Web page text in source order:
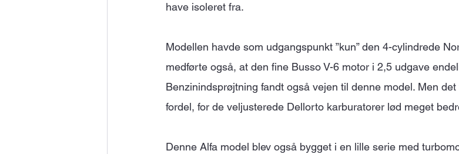
have isoleret fra.
Modellen havde som udgangspunkt ”kun” den 4-cylindrede
medførte også, at den fine Busso V-6 motor i 2,5 udgave
Benzinindsprøjtning fandt også vejen til denne model. Men
fordel, for de veljusterede Dellorto karburatorer lød meget
Denne Alfa model blev også bygget i en lille serie med